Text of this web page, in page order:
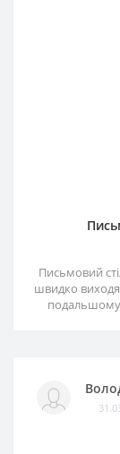
Письмовий
швидко
подальшому